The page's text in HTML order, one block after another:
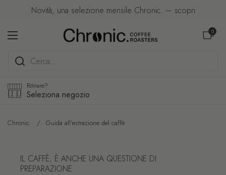
Passa ai contenutiNovità, una selezione mensile Chronic. — scopri
Apri menu
Apri
0
Ritirare?
Seleziona negozio
Chronic. / Guida all'estrazione del caffè
IL CAFFÈ, È ANCHE UNA QUESTIONE DI
PREPARAZIONE